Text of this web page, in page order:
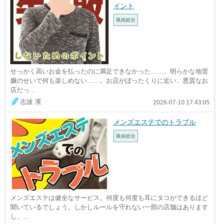
イント
風俗総合
せっかく高いお金を払ったのに満足できなかった……。明らかな地雷
嬢のせいで何も楽しめない……。お店がぼったくりに近い、悪質なお
店だっ…
志波 濱
2026-07-10 17:43:05
メンズエステでのトラブル
風俗総合
メンズエステは健全なサービス。何度も何度も耳にタコができるほど
聞いているでしょう。しかしルールを守れない一部の店舗はあります
し、…